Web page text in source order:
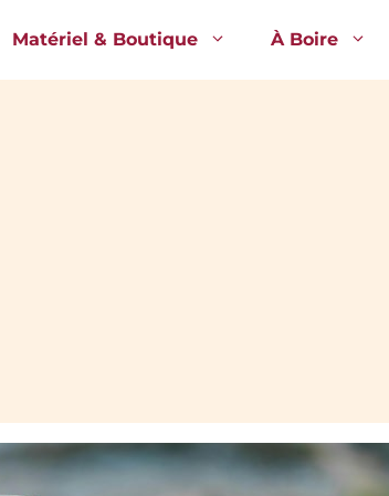
Matériel & Boutique À Boire